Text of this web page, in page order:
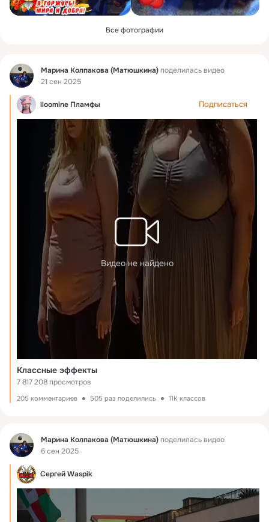
Все фотографии
Фид Марина Колпакова (Матюшкина)поделилась видео
21 сен 2025
lloomine Пламфы Подписаться
Видео не найдено
Классные эффекты
7 817 208 просмотров
205 комментариев 505 раз поделились 11K классов
Фид Марина Колпакова (Матюшкина)поделилась видео
6 сен 2025
Сергей Waspik